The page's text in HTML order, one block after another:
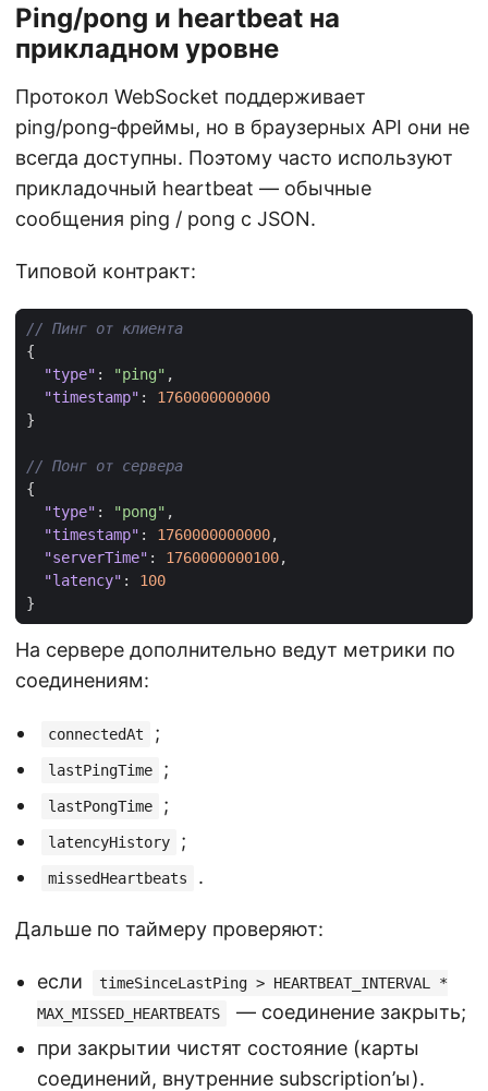
Ping/pong и heartbeat на
прикладном уровне
Протокол WebSocket поддерживает
ping/pong‑фреймы, но в браузерных API они не
всегда доступны. Поэтому часто используют
прикладочный heartbeat — обычные
сообщения ping / pong с JSON.
Типовой контракт:
{
"type" : "ping" ,
"timestamp" :
1760000000000
}
{
"type" : "pong" ,
"timestamp" : 1760000000000,
"serverTime" : 1760000000100,
"latency" :
100
}
На сервере дополнительно ведут метрики по
соединениям:
connectedAt ;
lastPingTime ;
lastPongTime ;
latencyHistory ;
missedHeartbeats .
Дальше по таймеру проверяют:
если
timeSinceLastPing > HEARTBEAT_INTERVAL *
MAX_MISSED_HEARTBEATS
— соединение закрыть;
при закрытии чистят состояние (карты
соединений, внутренние subscription’ы).